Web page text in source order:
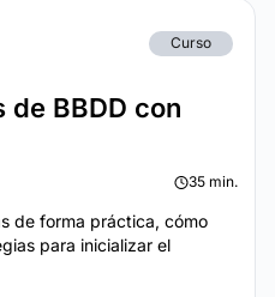
Curso
de BBDD con
35 min.
de forma práctica, cómo
para inicializar el